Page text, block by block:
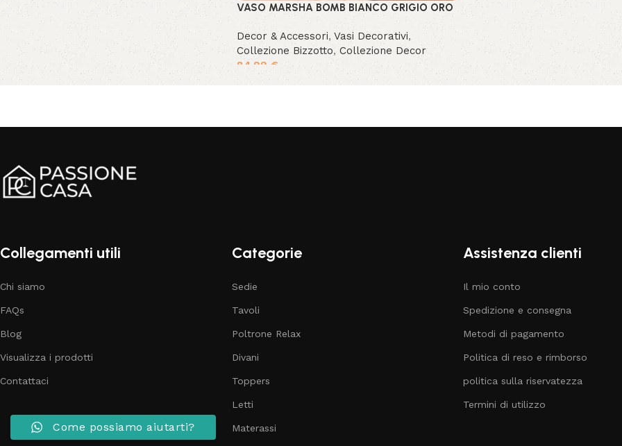
Comfort e stile per il tuo
salotto
Sconto 10%
Acquista ora
VASO MARSHA BOMB BIANCO GRIGIO ORO
Decor & Accessori, Vasi Decorativi,
Collezione Bizzotto, Collezione Decor
84.99 €
Collegamenti utili
Chi siamo
FAQs
Blog
Visualizza i prodotti
Contattaci
Categorie
Sedie
Tavoli
Poltrone Relax
Divani
Toppers
Letti
Materassi
Assistenza clienti
Il mio conto
Spedizione e consegna
Metodi di pagamento
Politica di reso e rimborso
politica sulla riservatezza
Termini di utilizzo
Come possiamo aiutarti?